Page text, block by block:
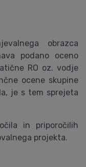
obrazca
podano oceno
RO oz. vodje
ocene skupine
je s tem sprejeta
in priporočilih
projekta.